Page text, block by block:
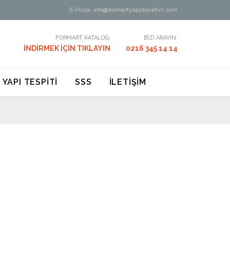
E-Posta: info@formartyapidenetim.com
FORMART KATALOG:
İNDİRMEK İÇİN TIKLAYIN
BİZİ ARAYIN:
0216 345 14 14
YAPI TESPİTİ SSS İLETİŞİM